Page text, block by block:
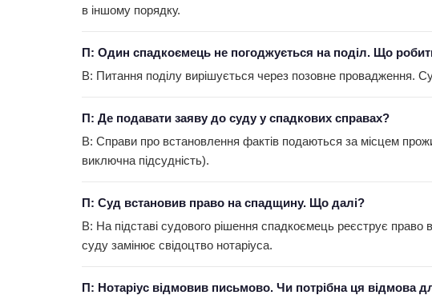
в іншому порядку.
П: Один спадкоємець не погоджується на поділ. Що
В: Питання поділу вирішується через позовне провадження.
П: Де подавати заяву до суду у спадкових справах?
В: Справи про встановлення фактів подаються за місцем
виключна підсудність).
П: Суд встановив право на спадщину. Що далі?
В: На підставі судового рішення спадкоємець реєструє
суду замінює свідоцтво нотаріуса.
П: Нотаріус відмовив письмово. Чи потрібна ця відмова